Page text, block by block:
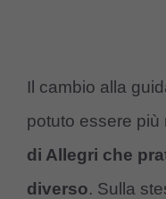
Il cambio alla
potuto essere più
di Allegri che
diverso. Sulla